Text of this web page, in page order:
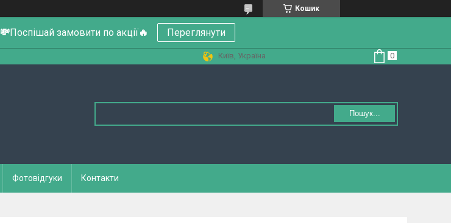
Кошик
💸Поспішай замовити по акції🔥 Переглянути
Київ, Україна
Пошук...
Фотовідгуки Контакти